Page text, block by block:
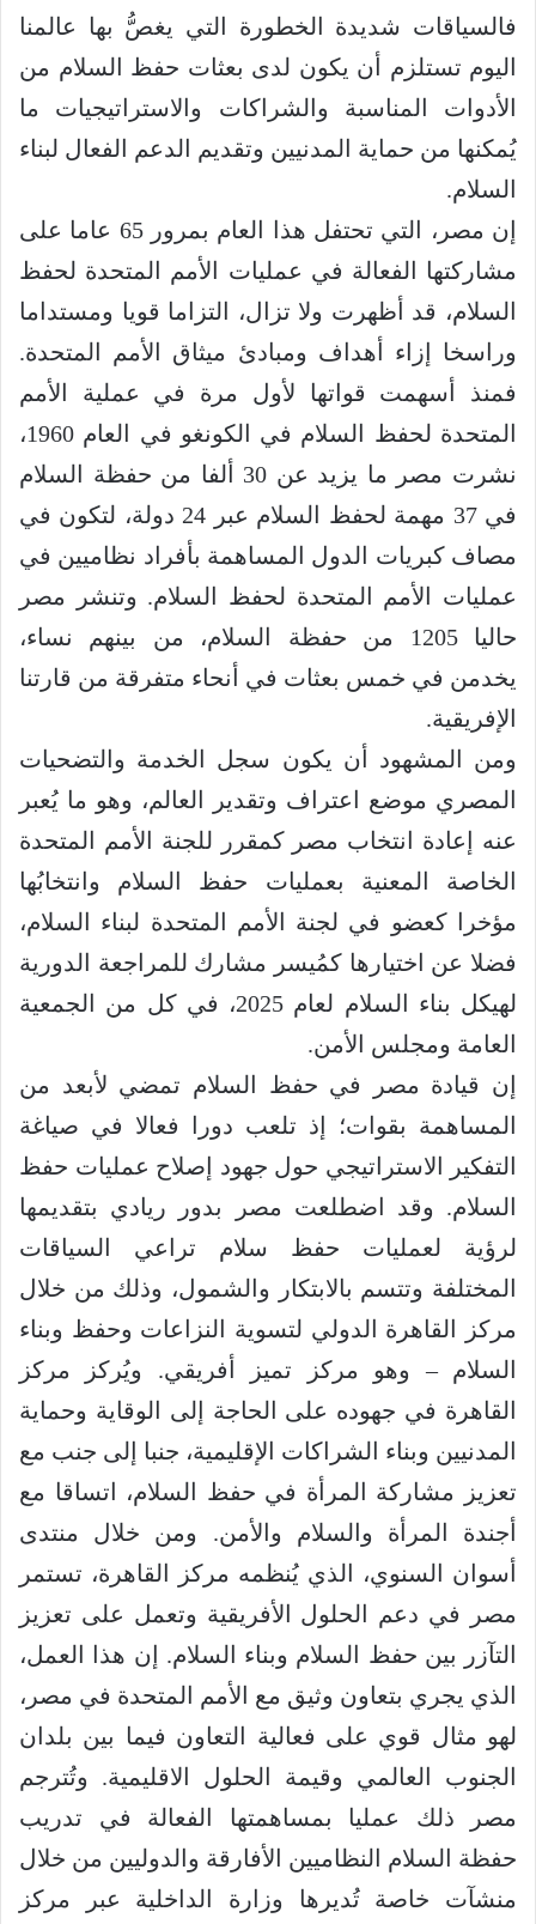
فالسياقات شديدة الخطورة التي يغصُّ بها عالمنا
اليوم تستلزم أن يكون لدى بعثات حفظ السلام من
الأدوات المناسبة والشراكات والاستراتيجيات ما
يُمكنها من حماية المدنيين وتقديم الدعم الفعال لبناء
السلام.
إن مصر، التي تحتفل هذا العام بمرور 65 عاما على
مشاركتها الفعالة في عمليات الأمم المتحدة لحفظ
السلام، قد أظهرت ولا تزال، التزاما قويا ومستداما
وراسخا إزاء أهداف ومبادئ ميثاق الأمم المتحدة.
فمنذ أسهمت قواتها لأول مرة في عملية الأمم
المتحدة لحفظ السلام في الكونغو في العام 1960،
نشرت مصر ما يزيد عن 30 ألفا من حفظة السلام
في 37 مهمة لحفظ السلام عبر 24 دولة، لتكون في
مصاف كبريات الدول المساهمة بأفراد نظاميين في
عمليات الأمم المتحدة لحفظ السلام. وتنشر مصر
حاليا 1205 من حفظة السلام، من بينهم نساء،
يخدمن في خمس بعثات في أنحاء متفرقة من قارتنا
الإفريقية.
ومن المشهود أن يكون سجل الخدمة والتضحيات
المصري موضع اعتراف وتقدير العالم، وهو ما يُعبر
عنه إعادة انتخاب مصر كمقرر للجنة الأمم المتحدة
الخاصة المعنية بعمليات حفظ السلام وانتخابُها
مؤخرا كعضو في لجنة الأمم المتحدة لبناء السلام،
فضلا عن اختيارها كمُيسر مشارك للمراجعة الدورية
لهيكل بناء السلام لعام 2025، في كل من الجمعية
العامة ومجلس الأمن.
إن قيادة مصر في حفظ السلام تمضي لأبعد من
المساهمة بقوات؛ إذ تلعب دورا فعالا في صياغة
التفكير الاستراتيجي حول جهود إصلاح عمليات حفظ
السلام. وقد اضطلعت مصر بدور ريادي بتقديمها
لرؤية لعمليات حفظ سلام تراعي السياقات
المختلفة وتتسم بالابتكار والشمول، وذلك من خلال
مركز القاهرة الدولي لتسوية النزاعات وحفظ وبناء
السلام – وهو مركز تميز أفريقي. ويُركز مركز
القاهرة في جهوده على الحاجة إلى الوقاية وحماية
المدنيين وبناء الشراكات الإقليمية، جنبا إلى جنب مع
تعزيز مشاركة المرأة في حفظ السلام، اتساقا مع
أجندة المرأة والسلام والأمن. ومن خلال منتدى
أسوان السنوي، الذي يُنظمه مركز القاهرة، تستمر
مصر في دعم الحلول الأفريقية وتعمل على تعزيز
التآزر بين حفظ السلام وبناء السلام. إن هذا العمل،
الذي يجري بتعاون وثيق مع الأمم المتحدة في مصر،
لهو مثال قوي على فعالية التعاون فيما بين بلدان
الجنوب العالمي وقيمة الحلول الاقليمية. وتُترجم
مصر ذلك عمليا بمساهمتها الفعالة في تدريب
حفظة السلام النظاميين الأفارقة والدوليين من خلال
منشآت خاصة تُديرها وزارة الداخلية عبر مركز